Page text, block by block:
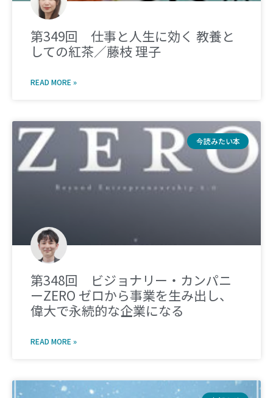
第349回 仕事と人生に効く 教養と
しての紅茶／藤枝 理子
READ MORE »
今読みたい本
第348回 ビジョナリー・カンパニ
ーZERO ゼロから事業を生み出し、
偉大で永続的な企業になる
READ MORE »